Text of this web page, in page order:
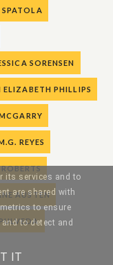
SORENSEN
ELIZABETH PHILLIPS
REYES
AUSTEN
its services and to
are shared with
to ensure
to detect and
IT